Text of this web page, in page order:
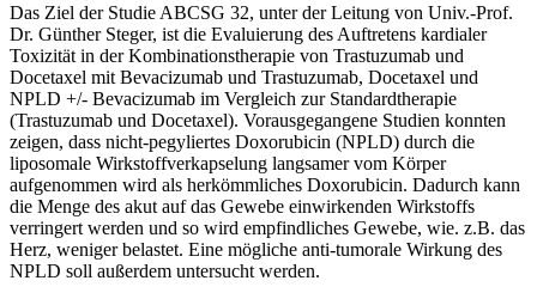
Das Ziel der Studie ABCSG 32, unter der Leitung von Univ.-Prof.
Dr. Günther Steger, ist die Evaluierung des Auftretens kardialer
Toxizität in der Kombinationstherapie von Trastuzumab und
Docetaxel mit Bevacizumab und Trastuzumab, Docetaxel und
NPLD +/- Bevacizumab im Vergleich zur Standardtherapie
(Trastuzumab und Docetaxel). Vorausgegangene Studien konnten
zeigen, dass nicht-pegyliertes Doxorubicin (NPLD) durch die
liposomale Wirkstoffverkapselung langsamer vom Körper
aufgenommen wird als herkömmliches Doxorubicin. Dadurch kann
die Menge des akut auf das Gewebe einwirkenden Wirkstoffs
verringert werden und so wird empfindliches Gewebe, wie. z.B. das
Herz, weniger belastet. Eine mögliche anti-tumorale Wirkung des
NPLD soll außerdem untersucht werden.